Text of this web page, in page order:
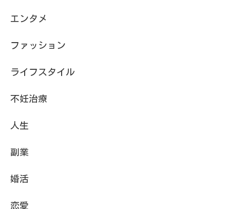
エンタメ
ファッション
ライフスタイル
不妊治療
人生
副業
婚活
恋愛